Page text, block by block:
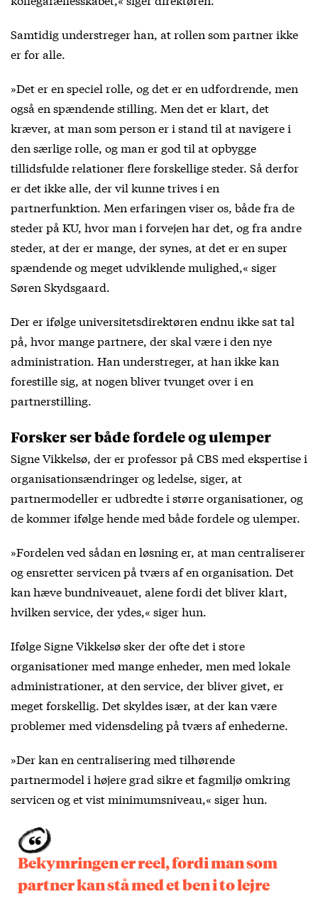
Samtidig understreger han, at rollen som partner ikke
er for alle.
»Det er en speciel rolle, og det er en udfordrende, men
også en spændende stilling. Men det er klart, det
kræver, at man som person er i stand til at navigere i
den særlige rolle, og man er god til at opbygge
tillidsfulde relationer flere forskellige steder. Så derfor
er det ikke alle, der vil kunne trives i en
partnerfunktion. Men erfaringen viser os, både fra de
steder på KU, hvor man i forvejen har det, og fra andre
steder, at der er mange, der synes, at det er en super
spændende og meget udviklende mulighed,« siger
Søren Skydsgaard.
Der er ifølge universitetsdirektøren endnu ikke sat tal
på, hvor mange partnere, der skal være i den nye
administration. Han understreger, at han ikke kan
forestille sig, at nogen bliver tvunget over i en
partnerstilling.
Forsker ser både fordele og ulemper
Signe Vikkelsø, der er professor på CBS med ekspertise i
organisationsændringer og ledelse, siger, at
partnermodeller er udbredte i større organisationer, og
de kommer ifølge hende med både fordele og ulemper.
»Fordelen ved sådan en løsning er, at man centraliserer
og ensretter servicen på tværs af en organisation. Det
kan hæve bundniveauet, alene fordi det bliver klart,
hvilken service, der ydes,« siger hun.
Ifølge Signe Vikkelsø sker der ofte det i store
organisationer med mange enheder, men med lokale
administrationer, at den service, der bliver givet, er
meget forskellig. Det skyldes især, at der kan være
problemer med vidensdeling på tværs af enhederne.
»Der kan en centralisering med tilhørende
partnermodel i højere grad sikre et fagmiljø omkring
servicen og et vist minimumsniveau,« siger hun.
Bekymringen er reel, fordi man som
partner kan stå med et ben i to lejre